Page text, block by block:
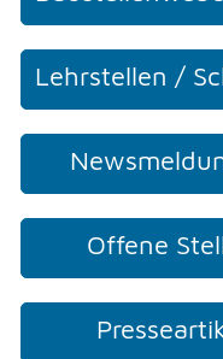
DRUCKEN
LOGIN
Lehrstellen /
Offene